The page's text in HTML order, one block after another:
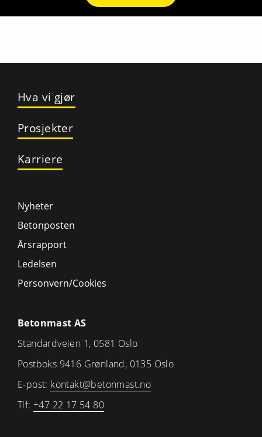
Hva vi gjør
Prosjekter
Karriere
Nyheter
Betonposten
Årsrapport
Ledelsen
Personvern/Cookies
Betonmast AS
Standardveien 1, 0581 Oslo
Postboks 9416 Grønland, 0135 Oslo
E-post: kontakt@betonmast.no
Tlf: +47 22 17 54 80